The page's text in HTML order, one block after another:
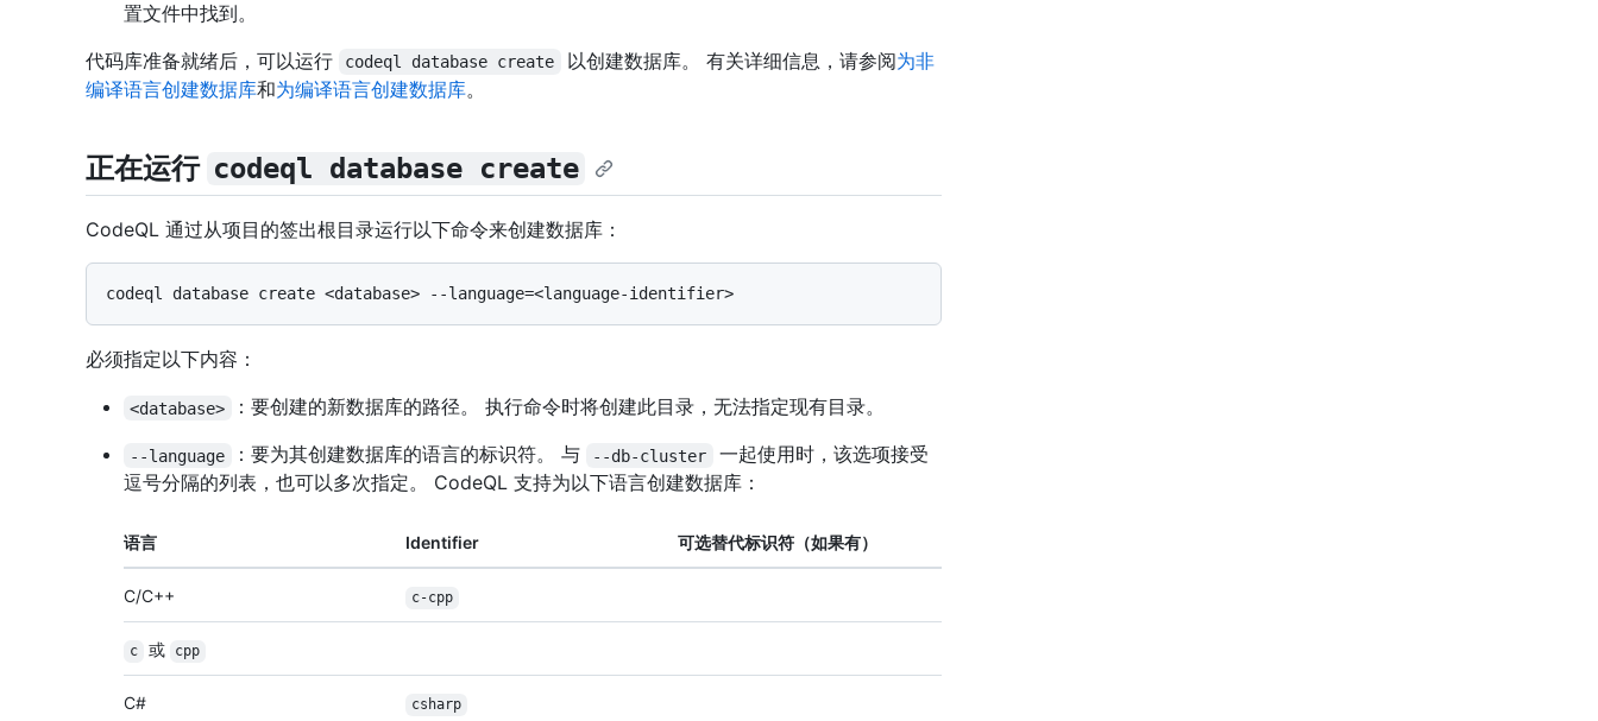
置文件中找到。
代码库准备就绪后，可以运行
codeql database create 以创建数据库。 有关详细信息，请参阅为非
编译语言创建数据库和为编译语言创建数据库。
正在运行 codeql database create
CodeQL 通过从项目的签出根目录运行以下命令来创建数据库：
必须指定以下内容：
<database> ：要创建的新数据库的路径。 执行命令时将创建此目录，无法指定现有目录。
--language ：要为其创建数据库的语言的标识符。 与 --db-cluster
一起使用时，该选项接受
逗号分隔的列表，也可以多次指定。 CodeQL 支持为以下语言创建数据库：
语言 Identifier 可选替代标识符（如果有）
C/C++ c-cpp
c 或 cpp
C# csharp